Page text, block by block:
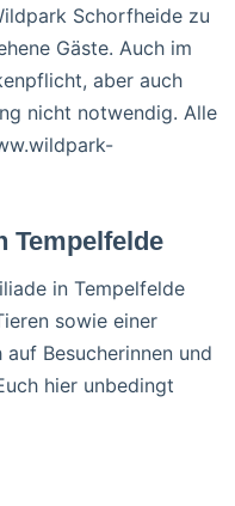
Schorfheide zu
Gäste. Auch im
aber auch
nicht notwendig. Alle
Tempelfelde
in Tempelfelde
sowie einer
Besucherinnen und
hier unbedingt